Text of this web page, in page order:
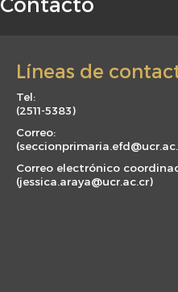
F
Líneas de
Tel:
(2511-5383)
Correo:
(
Correo electrónico
(jessica.araya@ucr.ac.cr)